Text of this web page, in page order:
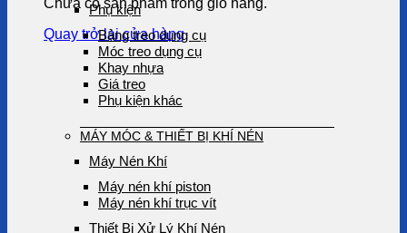
Chưa có sản phẩm trong giỏ hàng.
Quay trở lại cửa hàng
Phụ kiện
Bảng treo dụng cụ
Móc treo dụng cụ
Khay nhựa
Giá treo
Phụ kiện khác
MÁY MÓC & THIẾT BỊ KHÍ NÉN
Máy Nén Khí
Máy nén khí piston
Máy nén khí trục vít
Thiết Bị Xử Lý Khí Nén